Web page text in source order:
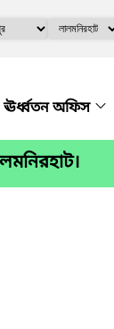
ঊর্ধ্বতন অফিস